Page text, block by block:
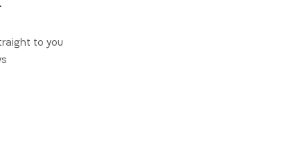
to you